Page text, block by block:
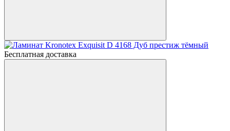
Бесплатная доставка